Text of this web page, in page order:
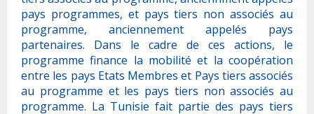
pays programmes, et pays tiers non associés au
programme, anciennement appelés pays
partenaires. Dans le cadre de ces actions, le
programme finance la mobilité et la coopération
entre les pays Etats Membres et Pays tiers associés
au programme et les pays tiers non associés au
programme. La Tunisie fait partie des pays tiers